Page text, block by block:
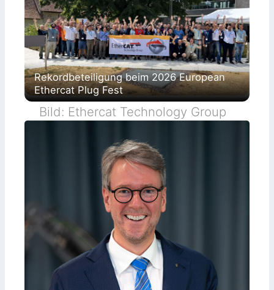
Rekordbeteiligung beim 2026 European
Ethercat Plug Fest
Bild: Ethercat Technology Group